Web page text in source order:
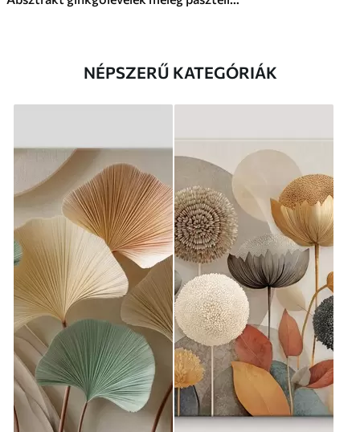
NÉPSZERŰ KATEGÓRIÁK